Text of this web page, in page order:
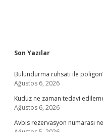
Sidebar
Son Yazılar
Bulundurma ruhsatı ile
Ağustos 6, 2026
Kuduz ne zaman tedavi
Ağustos 6, 2026
Avbis rezervasyon numarası